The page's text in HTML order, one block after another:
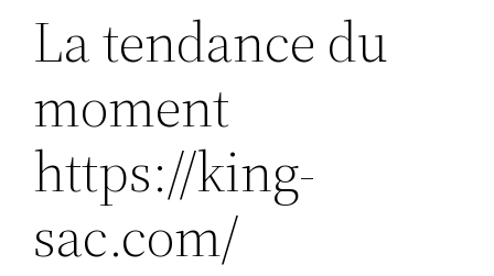
La tendance du
moment
https://king-
sac.com/